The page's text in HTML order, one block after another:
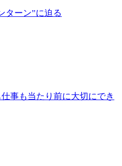
ターン”に迫る
事も当たり前に大切にでき